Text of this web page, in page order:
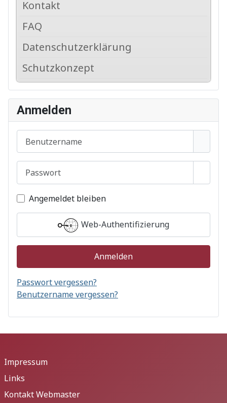
Kontakt
FAQ
Datenschutzerklärung
Schutzkonzept
Anmelden
Angemeldet bleiben
Web-Authentifizierung
Anmelden
Passwort vergessen?
Benutzername vergessen?
Impressum
Links
Kontakt Webmaster